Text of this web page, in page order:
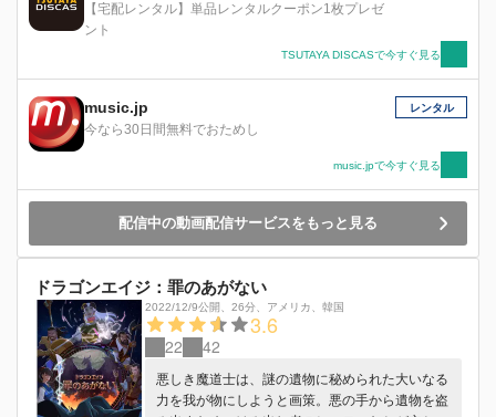
【宅配レンタル】単品レンタルクーポン1枚プレゼ
ント
TSUTAYA DISCASで今すぐ見る
music.jp
今なら30日間無料でおためし
レンタル
music.jpで今すぐ見る
配信中の動画配信サービスをもっと見る
ドラゴンエイジ：罪のあがない
2022/12/9公開 26分 アメリカ 韓国
3.6
22 42
悪しき魔道士は、謎の遺物に秘められた大いなる
力を我が物にしようと画策。悪の手から遺物を盗